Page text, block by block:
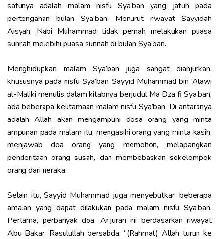
satunya adalah malam nisfu Sya’ban yang jatuh pada
pertengahan bulan Sya’ban. Menurut riwayat Sayyidah
Aisyah, Nabi Muhammad tidak pernah melakukan puasa
sunnah melebihi puasa sunnah di bulan Sya’ban.
Menghidupkan malam Sya’ban juga sangat dianjurkan,
khususnya pada nisfu Sya’ban. Sayyid Muhammad bin ‘Alawi
al-Maliki menulis dalam kitabnya berjudul Ma Dza fi Sya’ban,
ada beberapa keutamaan malam nisfu Sya’ban. Di antaranya
adalah Allah akan mengampuni dosa orang yang minta
ampunan pada malam itu, mengasihi orang yang minta kasih,
menjawab doa orang yang memohon, melapangkan
penderitaan orang susah, dan membebaskan sekelompok
orang dari neraka.
Selain itu, Sayyid Muhammad juga menyebutkan beberapa
amalan yang dapat dilakukan pada malam nisfu Sya’ban.
Pertama, perbanyak doa. Anjuran ini berdasarkan riwayat
Abu Bakar. Rasulullah bersabda, “(Rahmat) Allah turun ke